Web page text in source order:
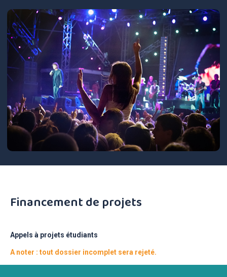
Financement de projets
Appels à projets étudiants
A noter : tout dossier incomplet sera rejeté.